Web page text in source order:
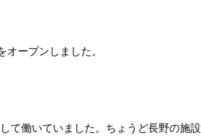
ープンしました。
て働いていました。ちょうど長野の施設